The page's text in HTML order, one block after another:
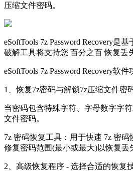
压缩文件密码。
eSoftTools 7z Password Recovery
破解工具将支持您 百分之百 恢复丢
eSoftTools 7z Password Recovery软件
1、恢复7z密码与解锁7z压缩文件密
当密码包含特殊字符、字母数字字
文件密码。
7z 密码恢复工具：用于快速 7z 密
修复密码范围(最小或最大)以恢复丢
2、高级恢复程序 - 选择合适的恢复